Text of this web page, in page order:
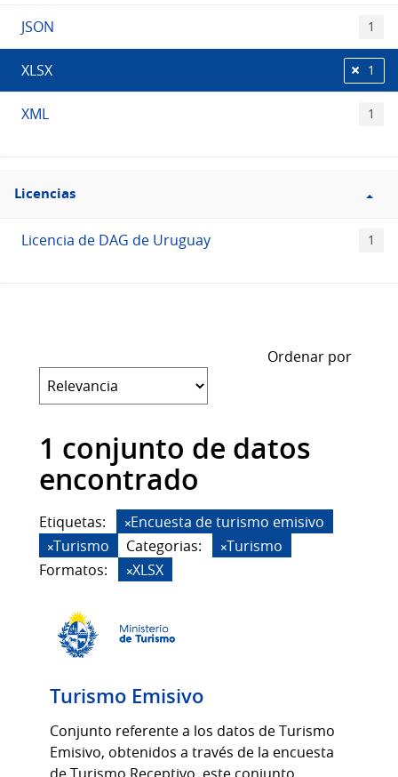
JSON 1
XLSX 1
XML 1
Filtro
Licencias
Licencias
Licencia de DAG de Uruguay 1
Ordenar por
1 conjunto de datos
encontrado
Etiquetas:
Encuesta de turismo emisivo
Turismo
Categorias:
Turismo
Formatos:
XLSX
Turismo Emisivo
Conjunto referente a los datos de Turismo
Emisivo, obtenidos a través de la encuesta